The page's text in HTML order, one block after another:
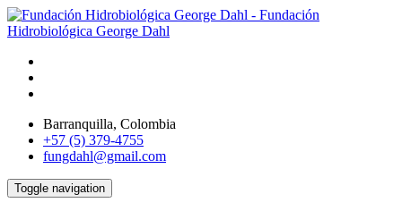
Barranquilla, Colombia
+57 (5) 379-4755
fungdahl@gmail.com
Toggle navigation